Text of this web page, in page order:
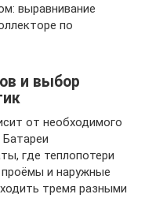
выравнивание
по
и выбор
от необходимого
где теплопотери
и наружные
тремя разными